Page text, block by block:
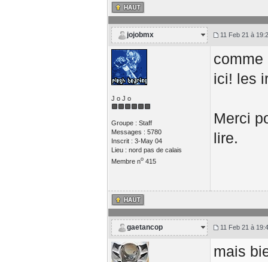
jojobmx 11 Feb 21 à
J o J o
Groupe : Staff
Messages : 5780
Inscrit : 3-May 04
Lieu : nord pas de calais
Membre no415
comme
ici! les
Merci
lire.
gaetancop 11 Feb 21 à
mais